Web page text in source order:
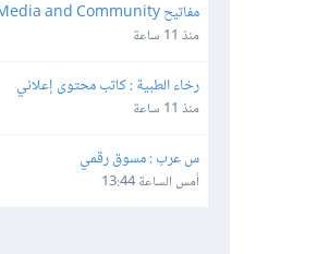
Manager
منذ 11 ساعة
رخاء الطبية : كاتب محتوى إعلاني
منذ 11 ساعة
س عرب : مسوق رقمي
أمس الساعة 13:44